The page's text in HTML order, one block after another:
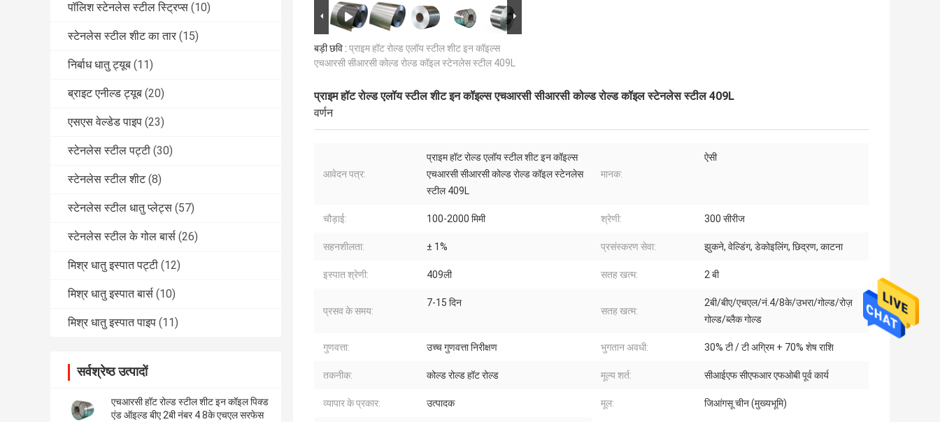
पॉलिश स्टेनलेस स्टील स्ट्रिप्स (10)
स्टेनलेस स्टील शीट का तार (15)
निर्बाध धातु ट्यूब (11)
ब्राइट एनील्ड ट्यूब (20)
एसएस वेल्डेड पाइप (23)
स्टेनलेस स्टील पट्टी (30)
स्टेनलेस स्टील शीट (8)
स्टेनलेस स्टील धातु प्लेट्स (57)
स्टेनलेस स्टील के गोल बार्स (26)
मिश्र धातु इस्पात पट्टी (12)
मिश्र धातु इस्पात बार्स (10)
मिश्र धातु इस्पात पाइप (11)
सर्वश्रेष्ठ उत्पादों
एचआरसी हॉट रोल्ड स्टील शीट इन कॉइल पिक्ड
एंड ऑइल्ड बीए 2बी नंबर 4 8के एचएल सरफेस
बड़ी छवि : प्राइम हॉट रोल्ड एलॉय स्टील शीट इन कॉइल्स
एचआरसी सीआरसी कोल्ड रोल्ड कॉइल स्टेनलेस स्टील 409L
प्राइम हॉट रोल्ड एलॉय स्टील शीट इन कॉइल्स एचआरसी सीआरसी कोल्ड रोल्ड कॉइल स्टेनलेस स्टील 409L
वर्णन
आवेदन पत्र:
प्राइम हॉट रोल्ड एलॉय स्टील शीट इन कॉइल्स
एचआरसी सीआरसी कोल्ड रोल्ड कॉइल स्टेनलेस
स्टील 409L
मानक:
ऐसी
चौड़ाई: 100-2000 मिमी श्रेणी: 300 सीरीज
सहनशीलता: ± 1% प्रसंस्करण सेवा: झुकने, वेल्डिंग, डेकोइलिंग, छिद्रण, काटना
इस्पात श्रेणी: 409ली सतह खत्म: 2 बी
प्रसव के समय:
7-15 दिन
सतह खत्म:
2बी/बीए/एचएल/नं.4/8के/उभरा/गोल्ड/रोज़
गोल्ड/ब्लैक गोल्ड
गुणवत्ता: उच्च गुणवत्ता निरीक्षण भुगतान अवधी: 30% टी / टी अग्रिम + 70% शेष राशि
तकनीक: कोल्ड रोल्ड हॉट रोल्ड मूल्य शर्त: सीआईएफ सीएफआर एफओबी पूर्व कार्य
व्यापार के प्रकार: उत्पादक मूल: जिआंगसू चीन (मुख्यभूमि)